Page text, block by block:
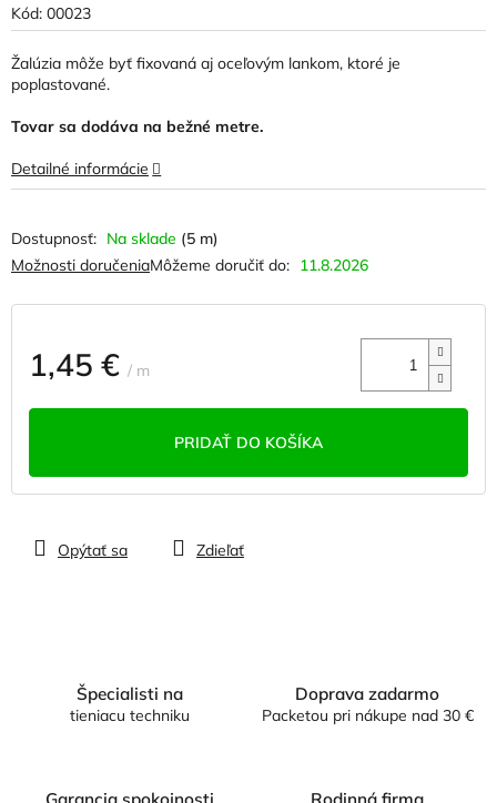
Kód: 00023
Na sklade (5 m)
Môžeme doručiť do: 11.8.2026
Možnosti doručenia
1,45 € / m
PRIDAŤ DO KOŠÍKA
Žalúzia môže byť fixovaná aj oceľovým lankom, ktoré je
poplastované.
Tovar sa dodáva na bežné metre.
Detailné informácie
Opýtať sa Zdieľať
produktu
je
0,0
z
5
hviezdičiek.
Špecialisti na
tieniacu techniku
Doprava zadarmo
Packetou pri nákupe nad 30 €